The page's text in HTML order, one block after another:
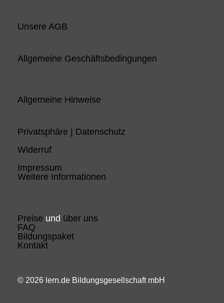
Unsere AGB
Allgemeine Geschäftsbedingungen
Allgemeine Hinweise
Privatsphäre | Datenschutz
Widerruf
Impressum
Weitere Informationen
Preise und über uns
FAQ
Bildungspaket
Kontakt
© 2026 lern.de Bildungsgesellschaft mbH